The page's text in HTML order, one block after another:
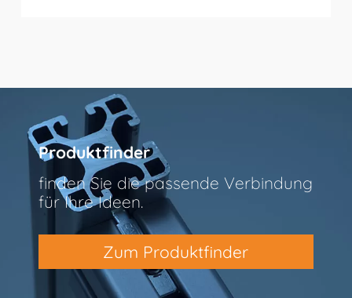
Produktfinder
finden Sie die passende Verbindung
für Ihre Ideen.
Zum Produktfinder